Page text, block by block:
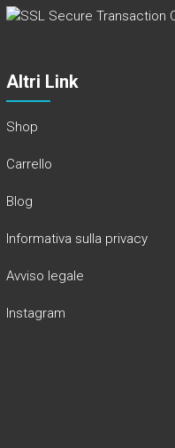
Altri Link
Shop
Carrello
Blog
Informativa sulla privacy
Avviso legale
Instagram